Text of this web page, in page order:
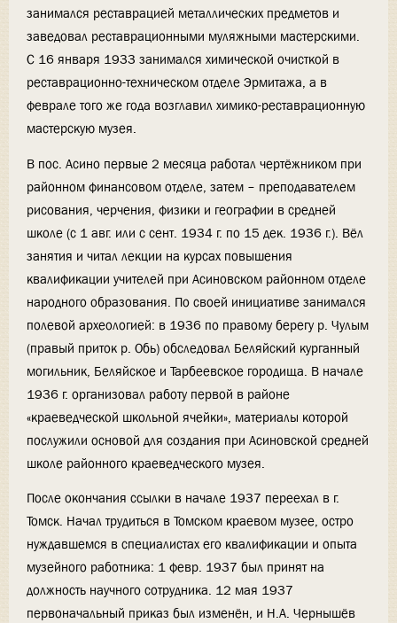
занимался реставрацией металлических предметов и
заведовал реставрационными муляжными мастерскими.
С 16 января 1933 занимался химической очисткой в
реставрационно-техническом отделе Эрмитажа, а в
феврале того же года возглавил химико-реставрационную
мастерскую музея.
В пос. Асино первые 2 месяца работал чертёжником при
районном финансовом отделе, затем – преподавателем
рисования, черчения, физики и географии в средней
школе (с 1 авг. или с сент. 1934 г. по 15 дек. 1936 г.). Вёл
занятия и читал лекции на курсах повышения
квалификации учителей при Асиновском районном отделе
народного образования. По своей инициативе занимался
полевой археологией: в 1936 по правому берегу р. Чулым
(правый приток р. Обь) обследовал Беляйский курганный
могильник, Беляйское и Тарбеевское городища. В начале
1936 г. организовал работу первой в районе
«краеведческой школьной ячейки», материалы которой
послужили основой для создания при Асиновской средней
школе районного краеведческого музея.
После окончания ссылки в начале 1937 переехал в г.
Томск. Начал трудиться в Томском краевом музее, остро
нуждавшемся в специалистах его квалификации и опыта
музейного работника: 1 февр. 1937 был принят на
должность научного сотрудника. 12 мая 1937
первоначальный приказ был изменён, и Н.А. Чернышёв